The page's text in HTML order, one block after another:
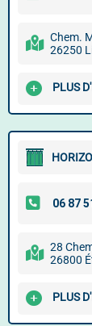
Chem.
26250
PLUS
28
26800
PLUS